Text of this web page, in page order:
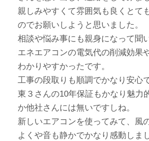
親しみやすくて雰囲気も良くとて
のでお願いしようと思いました。
相談や悩み事にも親身になって聞
エネエアコンの電気代の削減効果
わかりやすかったです。
工事の段取りも順調でかなり安心
東３さんの10年保証もかなり魅力
か他社さんには無いですしね。
新しいエアコンを使ってみて、風
よくや音も静かでかなり感動しま